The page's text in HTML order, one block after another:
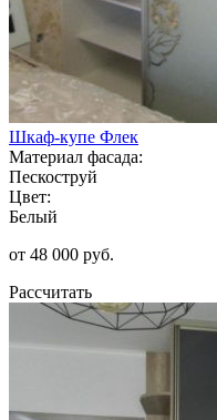
Шкаф-купе Флек
Материал фасада:
Пескоструй
Цвет:
Белый
от 48 000 руб.
Рассчитать